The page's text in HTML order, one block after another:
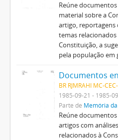
Reúne
material sobre a
artigo, reportagens
temas
Constituição, a
pela população em
BR RJMRAHI MC-
1985-09-21 - 1985-
Parte de Memória
Reúne
artigos com
relacionados à